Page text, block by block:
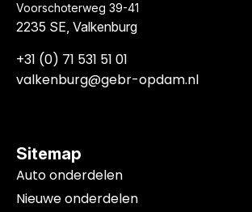
Voorschoterweg 39-41
2235 SE, Valkenburg
+31 (0) 71 531 51 01
valkenburg@gebr-opdam.nl
Sitemap
Auto onderdelen
Nieuwe onderdelen